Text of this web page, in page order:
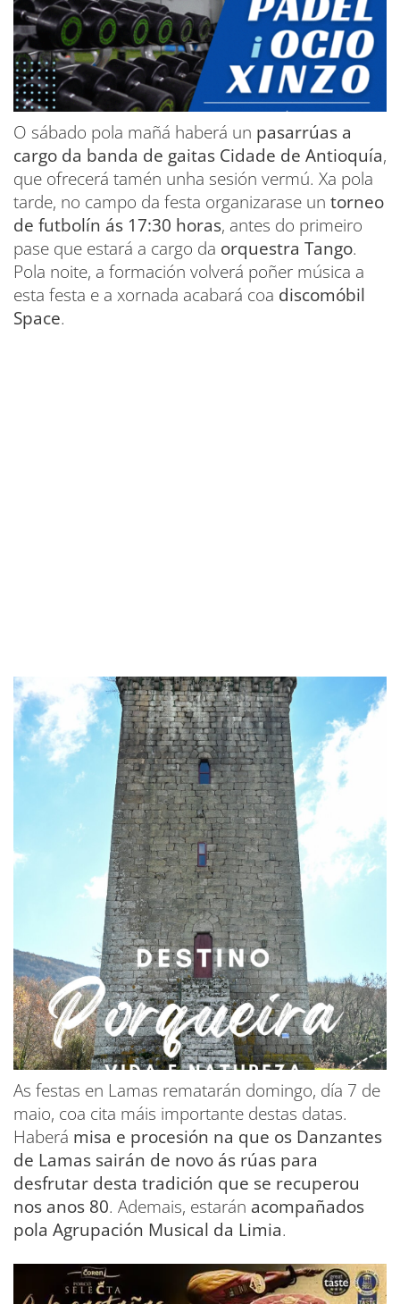
O sábado pola mañá haberá un pasarrúas a
cargo da banda de gaitas Cidade de Antioquía,
que ofrecerá tamén unha sesión vermú. Xa pola
tarde, no campo da festa organizarase un torneo
de futbolín ás 17:30 horas, antes do primeiro
pase que estará a cargo da orquestra Tango.
Pola noite, a formación volverá poñer música a
esta festa e a xornada acabará coa discomóbil
Space.
As festas en Lamas rematarán domingo, día 7 de
maio, coa cita máis importante destas datas.
Haberá misa e procesión na que os Danzantes
de Lamas sairán de novo ás rúas para
desfrutar desta tradición que se recuperou
nos anos 80. Ademais, estarán acompañados
pola Agrupación Musical da Limia.